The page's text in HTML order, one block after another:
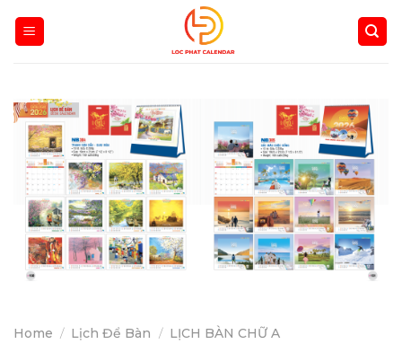
Home / Lịch Để Bàn / LỊCH BÀN CHỮ A